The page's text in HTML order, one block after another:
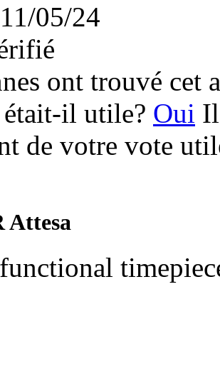
11/05/24
ont trouvé cet
il utile? Oui
de votre vote
Attesa